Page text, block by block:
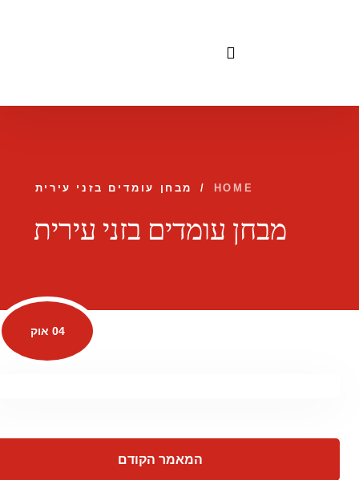
HOME
/ מבחן עומדים בזני עירית
מבחן עומדים בזני עירית
04 אוק
המאמר הקודם